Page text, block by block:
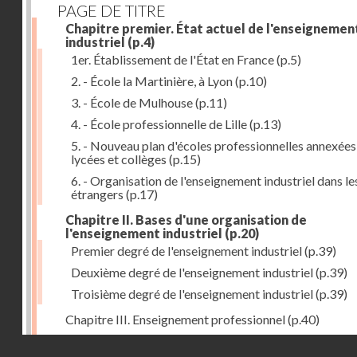
PAGE DE TITRE
Chapitre premier. État actuel de
industriel (p.4)
1er. Établissement de l'État en France(p.5)
2. - École la Martinière, à Lyon(p.10)
3. - École de Mulhouse(p.11)
4. - École professionnelle de Lille(p.13)
5. - Nouveau plan d'écoles professionnelles
lycées et collèges (p.15)
6. - Organisation de l'enseignement industriel dans
étrangers (p.17)
Chapitre II. Bases d'une organisation de
l'enseignement industriel (p.20)
Premier degré de l'enseignement industriel(p.39)
Deuxième degré de l'enseignement industriel(p.39)
Troisième degré de l'enseignement industriel(p.39)
Chapitre III. Enseignement professionnel(p.40)